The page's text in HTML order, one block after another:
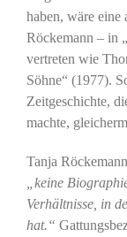
haben, wäre eine
Röckemann – in
vertreten wie
Söhne“ (1977).
Zeitgeschichte,
machte,
Tanja
„keine
Verhältnisse, in
hat.“